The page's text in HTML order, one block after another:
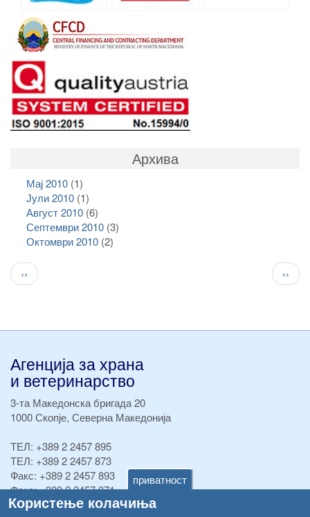
приватност
Користење колачиња
Архива
Мај 2010(1)
Јули 2010(1)
Август 2010(6)
Септември 2010(3)
Октомври 2010(2)
Pagination
Previous
page
‹‹ ››
Агенција за храна
и ветеринарство
3-та Македонска бригада 20
1000 Скопје, Северна Македонија
ТЕЛ: +389 2 2457 895
ТЕЛ: +389 2 2457 873
Факс: +389 2 2457 893
Факс:+389 2 2457 871
info@fva.gov.mk